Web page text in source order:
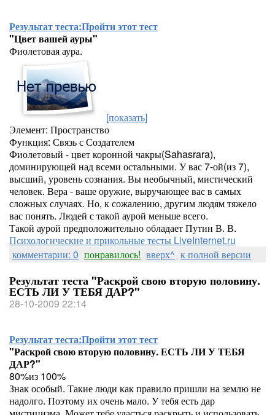
Результат теста:Пройти этот тест
"Цвет вашей ауры"
Фиолетовая аура.
[показать]
Элемент: Пространство
Функция: Связь с Создателем
Фиолетовый - цвет коронной чакры(Sahasrara),
доминирующей над всеми остальными. У вас 7-ой(из 7),
высший, уровень сознания. Вы необычный, мистический
человек. Вера - ваше оружие, выручающее вас в самых
сложных случаях. Но, к сожалению, другим людям тяжело
вас понять. Людей с такой аурой меньше всего.
Такой аурой предположительно обладает Путин В. В.
Психологические и прикольные тесты LiveInternet.ru
комментарии: 0 понравилось! вверх^ к полной версии
Результат теста "Раскрой свою вторую половину.
ЕСТЬ ЛИ У ТЕБЯ ДАР?"
28-10-2009 22:14
Результат теста:Пройти этот тест
"Раскрой свою вторую половину. ЕСТЬ ЛИ У ТЕБЯ
ДАР?"
80%из 100%
Знак особый. Такие люди как правило пришли на землю не
надолго. Поэтому их очень мало. У тебя есть дар